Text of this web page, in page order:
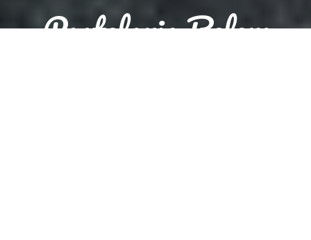
Pastelaria Belem